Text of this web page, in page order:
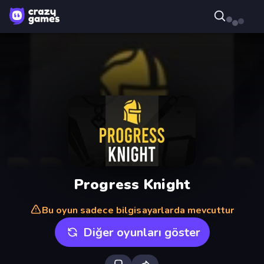
Progress Knight
Bu oyun sadece bilgisayarlarda mevcuttur
Diğer oyunları göster